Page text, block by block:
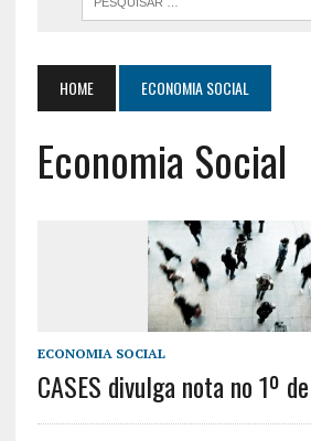
HOME ECONOMIA SOCIAL
Economia Social
ECONOMIA SOCIAL
CASES divulga nota no 1º